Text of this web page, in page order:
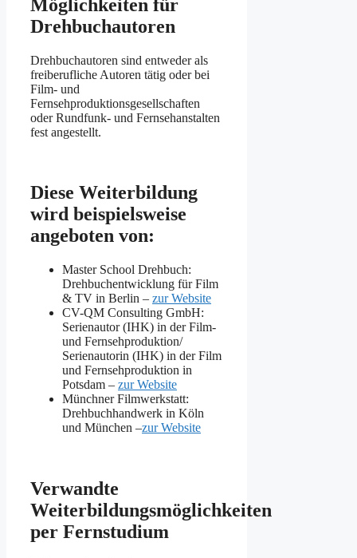
Möglichkeiten für
Drehbuchautoren
Drehbuchautoren sind entweder als
freiberufliche Autoren tätig oder bei
Film- und
Fernsehproduktionsgesellschaften
oder Rundfunk- und Fernsehanstalten
fest angestellt.
Diese Weiterbildung
wird beispielsweise
angeboten von:
Master School Drehbuch:
Drehbuchentwicklung für Film
& TV in Berlin – zur Website
CV-QM Consulting GmbH:
Serienautor (IHK) in der Film-
und Fernsehproduktion/
Serienautorin (IHK) in der Film
und Fernsehproduktion in
Potsdam – zur Website
Münchner Filmwerkstatt:
Drehbuchhandwerk in Köln
und München –zur Website
Verwandte
Weiterbildungsmöglichkeiten
per Fernstudium